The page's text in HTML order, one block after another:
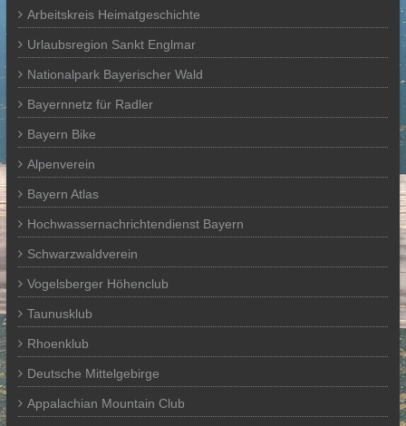
Arbeitskreis Heimatgeschichte
Urlaubsregion Sankt Englmar
Nationalpark Bayerischer Wald
Bayernnetz für Radler
Bayern Bike
Alpenverein
Bayern Atlas
Hochwassernachrichtendienst Bayern
Schwarzwaldverein
Vogelsberger Höhenclub
Taunusklub
Rhoenklub
Deutsche Mittelgebirge
Appalachian Mountain Club